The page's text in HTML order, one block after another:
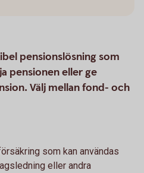
pensionslösning som
pensionen eller ge
Välj mellan fond- och
som kan användas
eller andra